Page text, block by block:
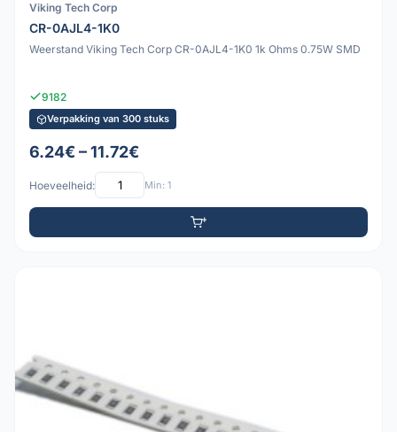
Viking Tech Corp
CR-0AJL4-1K0
Weerstand Viking Tech Corp CR-0AJL4-1K0 1k Ohms 0.75W SMD
9182
Verpakking van 300 stuks
6.24€ – 11.72€
Hoeveelheid: Min: 1